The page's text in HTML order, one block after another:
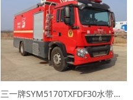
三一牌SYM5170TXFDF30水带敷设消防车